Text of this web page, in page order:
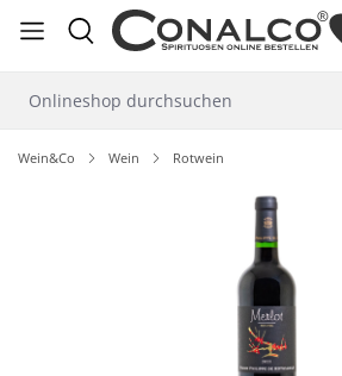
springen
Wein&Co Wein Rotwein